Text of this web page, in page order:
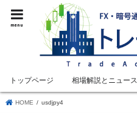
menu
トップページ 相場解説とニュース
HOME usdjpy4